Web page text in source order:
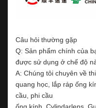
Câu hỏi thường gặp
Q: Sản phẩm chính của
được sử dụng ở chế độ
A: Chúng tôi chuyên về
quang học, lắp ráp ống
cầu, phi cầu
ống kính, Cylindarlens,